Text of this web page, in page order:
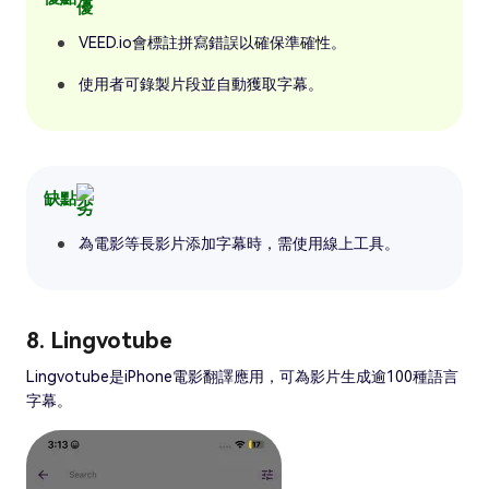
VEED.io會標註拼寫錯誤以確保準確性。
使用者可錄製片段並自動獲取字幕。
缺點
為電影等長影片添加字幕時，需使用線上工具。
8. Lingvotube
Lingvotube是iPhone電影翻譯應用，可為影片生成逾100種語言
字幕。